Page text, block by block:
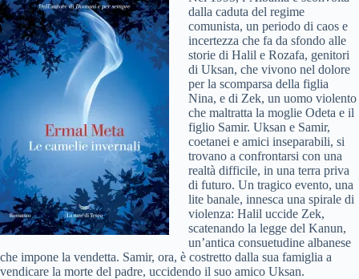
dalla caduta del regime
comunista, un periodo di caos e
incertezza che fa da sfondo alle
storie di Halil e Rozafa, genitori
di Uksan, che vivono nel dolore
per la scomparsa della figlia
Nina, e di Zek, un uomo violento
che maltratta la moglie Odeta e il
figlio Samir. Uksan e Samir,
coetanei e amici inseparabili, si
trovano a confrontarsi con una
realtà difficile, in una terra priva
di futuro. Un tragico evento, una
lite banale, innesca una spirale di
violenza: Halil uccide Zek,
scatenando la legge del Kanun,
un’antica consuetudine albanese
che impone la vendetta. Samir, ora, è costretto dalla sua famiglia a
vendicare la morte del padre, uccidendo il suo amico Uksan.